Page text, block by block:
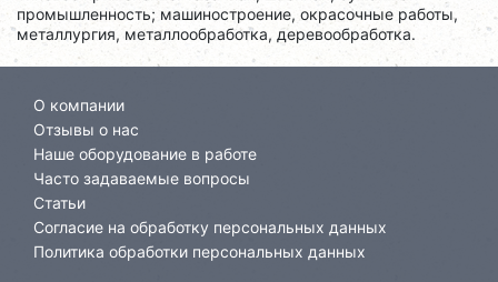
промышленность; машиностроение, окрасочные работы,
металлургия, металлообработка, деревообработка.
О компании
Отзывы о нас
Наше оборудование в работе
Часто задаваемые вопросы
Статьи
Согласие на обработку персональных данных
Политика обработки персональных данных